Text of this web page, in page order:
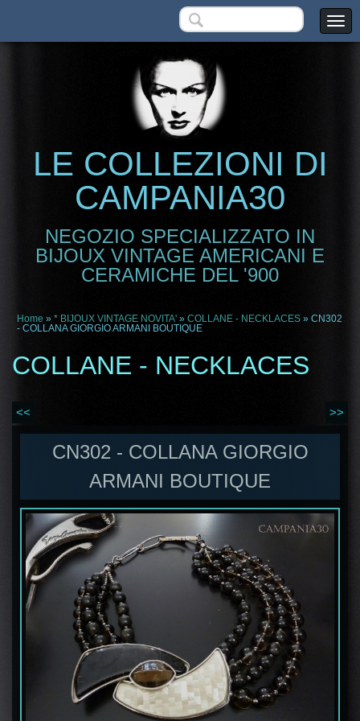
LE COLLEZIONI DI
CAMPANIA30
NEGOZIO SPECIALIZZATO IN
BIJOUX VINTAGE AMERICANI E
CERAMICHE DEL '900
Home » * BIJOUX VINTAGE NOVITA' » COLLANE - NECKLACES » CN302
- COLLANA GIORGIO ARMANI BOUTIQUE
COLLANE - NECKLACES
<< >>
CN302 - COLLANA GIORGIO
ARMANI BOUTIQUE